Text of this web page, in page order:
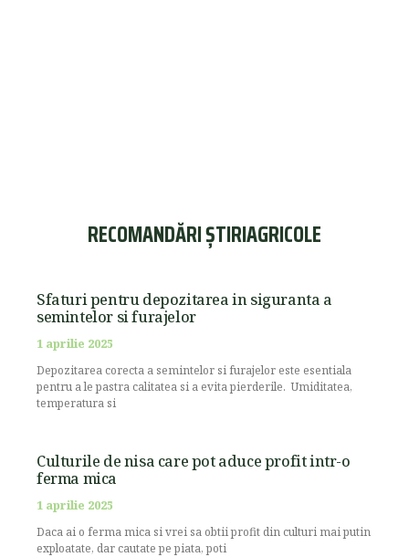
RECOMANDĂRI ȘTIRIAGRICOLE
Sfaturi pentru depozitarea in siguranta a
semintelor si furajelor
1 aprilie 2025
Depozitarea corecta a semintelor si furajelor este esentiala
pentru a le pastra calitatea si a evita pierderile. Umiditatea,
temperatura si
Culturile de nisa care pot aduce profit intr-o
ferma mica
1 aprilie 2025
Daca ai o ferma mica si vrei sa obtii profit din culturi mai putin
exploatate, dar cautate pe piata, poti